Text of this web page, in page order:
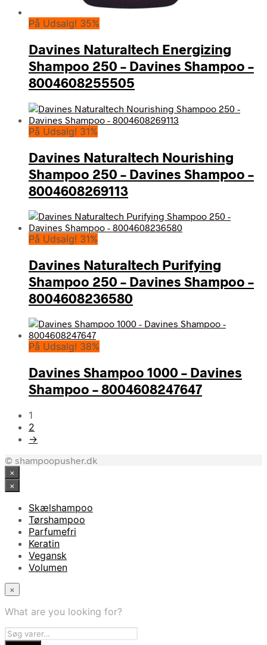
På Udsalg! 35%
Davines Naturaltech Energizing
Shampoo 250 – Davines Shampoo –
8004608255505
På Udsalg! 31%
Davines Naturaltech Nourishing
Shampoo 250 – Davines Shampoo –
8004608269113
På Udsalg! 31%
Davines Naturaltech Purifying
Shampoo 250 – Davines Shampoo –
8004608236580
På Udsalg! 38%
Davines Shampoo 1000 – Davines
Shampoo – 8004608247647
1
2
→
© shampoopusher.dk
×
×
Skælshampoo
Tørshampoo
Parfumefri
Keratin
Vegansk
Volumen
×
What are you looking for?